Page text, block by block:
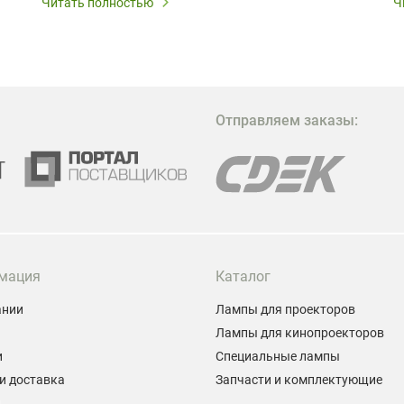
Отправляем заказы:
доставка
Каталог
Лампы для проекторов
Лампы для кинопроекторов
Специальные лампы
Запчасти и комплектующие